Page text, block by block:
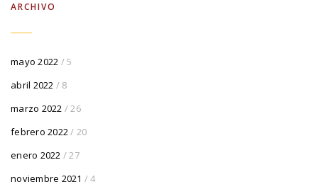
ARCHIVO
mayo 2022 / 5
abril 2022 / 8
marzo 2022 / 26
febrero 2022/ 20
enero 2022 / 27
noviembre 2021 / 4